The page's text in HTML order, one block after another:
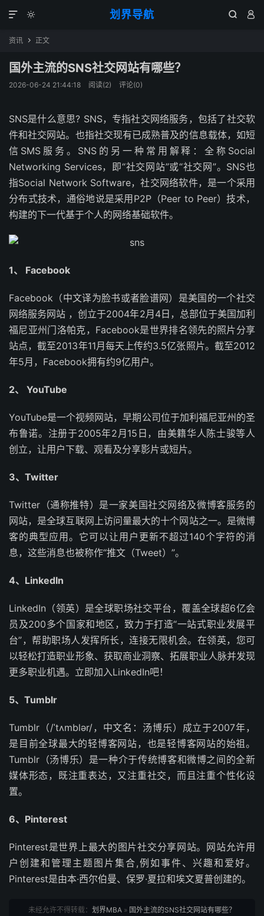
划界导航
  

资讯  正文
国外主流的SNS社交网站有哪些？
2026-06-24 21:44:18 阅读(2) 评论(0)
SNS是什么意思? SNS，专指社交网络服务，包括了社交软
件和社交网站。也指社交现有已成熟普及的信息载体，如短
信SMS服务。SNS的另一种常用解释：全称Social
Networking Services，即“社交网站”或“社交网”。SNS也
指Social Network Software，社交网络软件，是一个采用
分布式技术，通俗地说是采用P2P（Peer to Peer）技术，
构建的下一代基于个人的网络基础软件。
1、 Facebook
Facebook（中文译为脸书或者脸谱网）是美国的一个社交
网络服务网站 ，创立于2004年2月4日，总部位于美国加利
福尼亚州门洛帕克，Facebook是世界排名领先的照片分享
站点，截至2013年11月每天上传约3.5亿张照片。截至2012
年5月，Facebook拥有约9亿用户。
2、 YouTube
YouTube是一个视频网站，早期公司位于加利福尼亚州的圣
布鲁诺。注册于2005年2月15日，由美籍华人陈士骏等人
创立，让用户下载、观看及分享影片或短片。
3、Twitter
Twitter（通称推特）是一家美国社交网络及微博客服务的
网站，是全球互联网上访问量最大的十个网站之一。是微博
客的典型应用。它可以让用户更新不超过140个字符的消
息，这些消息也被称作“推文（Tweet）”。
4、LinkedIn
LinkedIn（领英）是全球职场社交平台，覆盖全球超6亿会
员及200多个国家和地区，致力于打造“一站式职业发展平
台”，帮助职场人发挥所长，连接无限机会。在领英，您可
以轻松打造职业形象、获取商业洞察、拓展职业人脉并发现
更多职业机遇。立即加入LinkedIn吧！
5、Tumblr
Tumblr（/ˈtʌmblər/，中文名：汤博乐）成立于2007年，
是目前全球最大的轻博客网站，也是轻博客网站的始祖。
Tumblr（汤博乐）是一种介于传统博客和微博之间的全新
媒体形态，既注重表达，又注重社交，而且注重个性化设
置。
6、Pinterest
Pinterest是世界上最大的图片社交分享网站。网站允许用
户创建和管理主题图片集合,例如事件、兴趣和爱好。
Pinterest是由本·西尔伯曼、保罗·夏拉和埃文夏普创建的。
未经允许不得转载： 划界MBA » 国外主流的SNS社交网站有哪些？